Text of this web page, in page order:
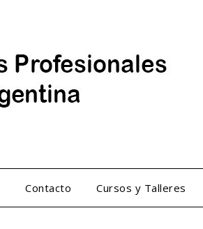
Contacto Cursos y Talleres